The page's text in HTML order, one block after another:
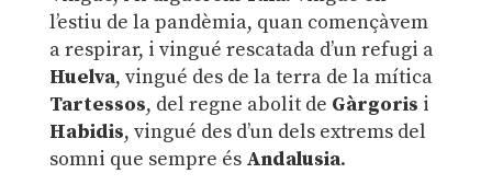
l’estiu de la pandèmia, quan començàvem
a respirar, i vingué rescatada d’un refugi a
Huelva, vingué des de la terra de la mítica
Tartessos, del regne abolit de Gàrgoris i
Habidis, vingué des d’un dels extrems del
somni que sempre és Andalusia.